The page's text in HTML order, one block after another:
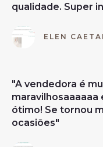
qualidade. Super
ELEN
"A vendedora é
ótimo! Se tornou
ocasiões"